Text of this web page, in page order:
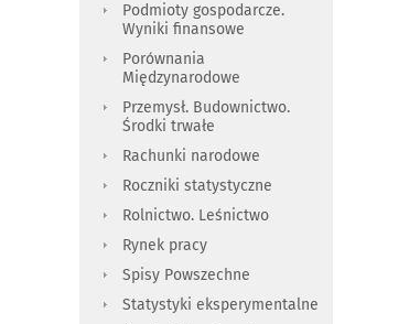
Podmioty gospodarcze.
Wyniki finansowe
Porównania
Międzynarodowe
Przemysł. Budownictwo.
Środki trwałe
Rachunki narodowe
Roczniki statystyczne
Rolnictwo. Leśnictwo
Rynek pracy
Spisy Powszechne
Statystyki eksperymentalne